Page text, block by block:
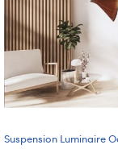
Suspension Luminaire